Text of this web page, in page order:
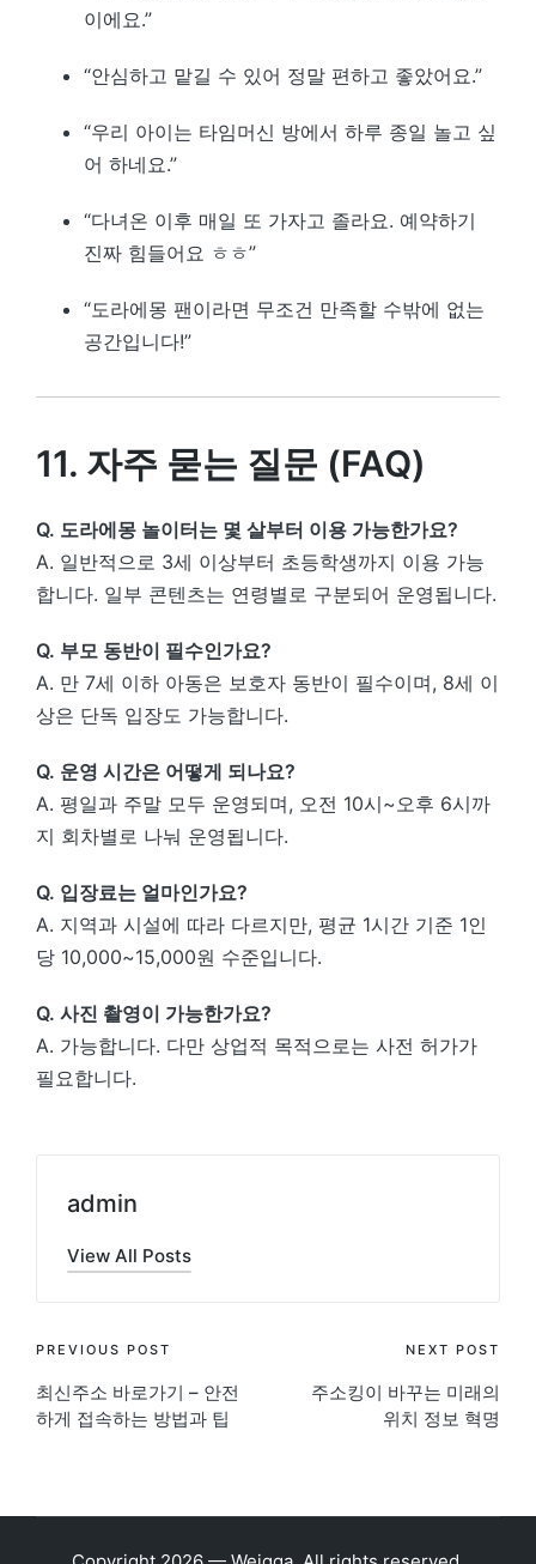
이에요.”
“안심하고 맡길 수 있어 정말 편하고 좋았어요.”
“우리 아이는 타임머신 방에서 하루 종일 놀고 싶
어 하네요.”
“다녀온 이후 매일 또 가자고 졸라요. 예약하기
진짜 힘들어요 ㅎㅎ”
“도라에몽 팬이라면 무조건 만족할 수밖에 없는
공간입니다!”
11. 자주 묻는 질문 (FAQ)
Q. 도라에몽 놀이터는 몇 살부터 이용 가능한가요?
A. 일반적으로 3세 이상부터 초등학생까지 이용 가능
합니다. 일부 콘텐츠는 연령별로 구분되어 운영됩니다.
Q. 부모 동반이 필수인가요?
A. 만 7세 이하 아동은 보호자 동반이 필수이며, 8세 이
상은 단독 입장도 가능합니다.
Q. 운영 시간은 어떻게 되나요?
A. 평일과 주말 모두 운영되며, 오전 10시~오후 6시까
지 회차별로 나눠 운영됩니다.
Q. 입장료는 얼마인가요?
A. 지역과 시설에 따라 다르지만, 평균 1시간 기준 1인
당 10,000~15,000원 수준입니다.
Q. 사진 촬영이 가능한가요?
A. 가능합니다. 다만 상업적 목적으로는 사전 허가가
필요합니다.
admin
View All Posts
Post
navigation
PREVIOUS POST
최신주소 바로가기 – 안전
하게 접속하는 방법과 팁
NEXT POST
주소킹이 바꾸는 미래의
위치 정보 혁명